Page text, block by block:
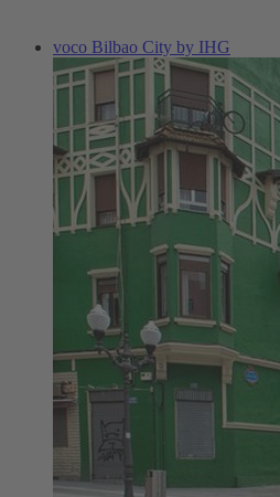
voco Bilbao City by IHG